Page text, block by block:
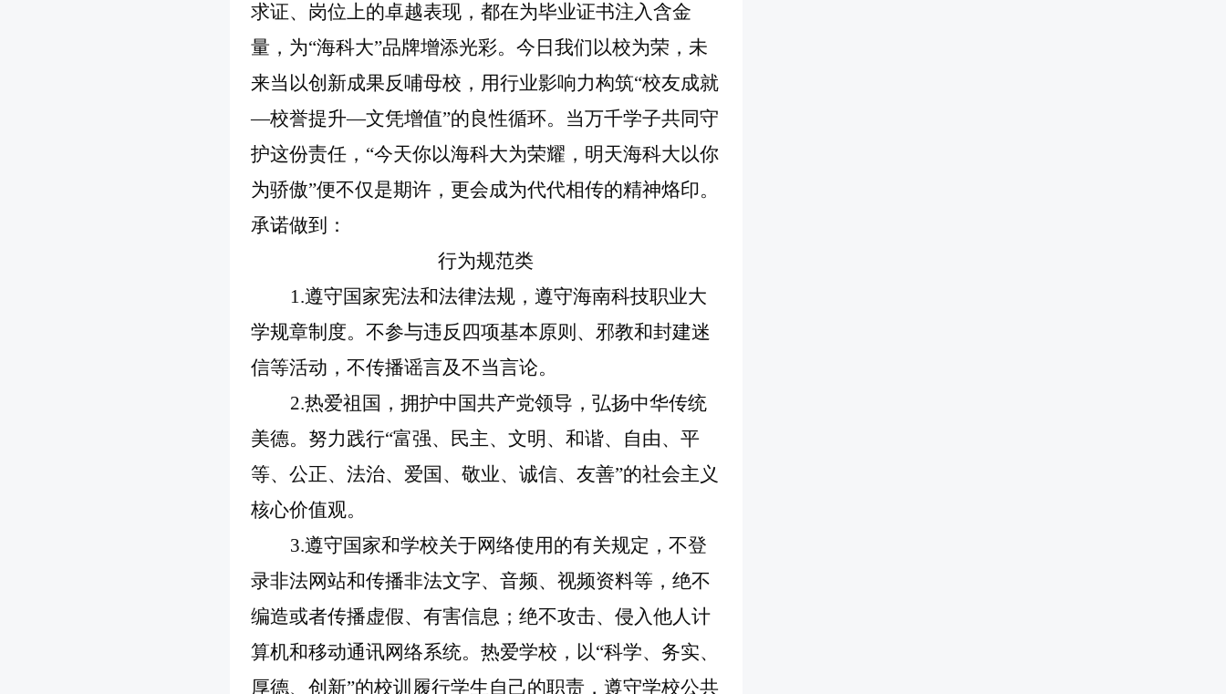
求证、岗位上的卓越表现，都在为毕业证书注入含金
量，为“海科大”品牌增添光彩。今日我们以校为荣，未
来当以创新成果反哺母校，用行业影响力构筑“校友成就
—校誉提升—文凭增值”的良性循环。当万千学子共同守
护这份责任，“今天你以海科大为荣耀，明天海科大以你
为骄傲”便不仅是期许，更会成为代代相传的精神烙印。
承诺做到：
行为规范类
1.遵守国家宪法和法律法规，遵守海南科技职业大
学规章制度。不参与违反四项基本原则、邪教和封建迷
信等活动，不传播谣言及不当言论。
2.热爱祖国，拥护中国共产党领导，弘扬中华传统
美德。努力践行“富强、民主、文明、和谐、自由、平
等、公正、法治、爱国、敬业、诚信、友善”的社会主义
核心价值观。
3.遵守国家和学校关于网络使用的有关规定，不登
录非法网站和传播非法文字、音频、视频资料等，绝不
编造或者传播虚假、有害信息；绝不攻击、侵入他人计
算机和移动通讯网络系统。热爱学校，以“科学、务实、
厚德、创新”的校训履行学生自己的职责，遵守学校公共